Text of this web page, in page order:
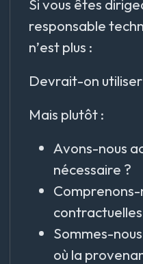
Si vous êtes
responsable
n’est plus :
Devrait-on utiliser
Mais plutôt :
Avons-nous
nécessaire ?
Comprenons-
Sommes-
où la